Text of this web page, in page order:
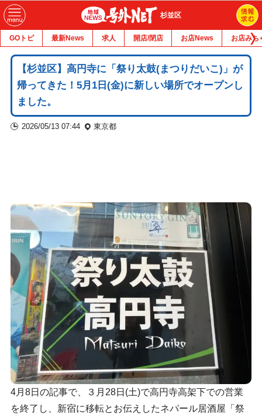
杉並区
GOトピ 最新News 求人 開店/閉店 お店News お店みち
【杉並区】高円寺に「祭り太鼓(まつりだいこ)」が
帰ってきた！5月1日(金)に新しい場所でオープンし
ました。
2026/05/13 07:44 東京都
4月8日の記事で、３月28日(土)で高円寺高架下での営業
を終了し、新宿に移転とお伝えしたネパール居酒屋「祭